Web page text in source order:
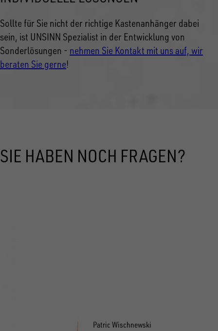
Sollte für Sie nicht der richtige Kastenanhänger dabei
sein, ist UNSINN Spezialist in der Entwicklung von
Sonderlösungen - nehmen Sie Kontakt mit uns auf, wir
beraten Sie gerne!
SIE HABEN NOCH FRAGEN?
Patric Wischnewski